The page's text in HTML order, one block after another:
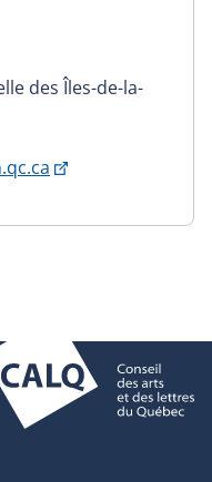
des Îles-de-la-
Ce
s'ouvrira